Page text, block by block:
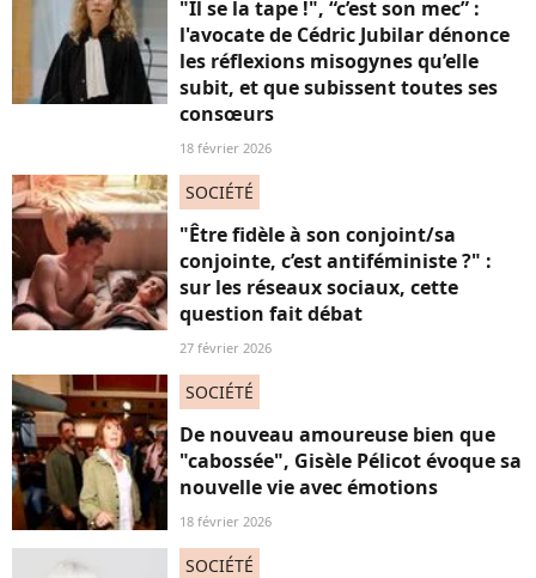
"Il se la tape !", “c’est son mec” :
l'avocate de Cédric Jubilar dénonce
les réflexions misogynes qu’elle
subit, et que subissent toutes ses
consœurs
18 février 2026
SOCIÉTÉ
"Être fidèle à son conjoint/sa
conjointe, c’est antiféministe ?" :
sur les réseaux sociaux, cette
question fait débat
27 février 2026
SOCIÉTÉ
De nouveau amoureuse bien que
"cabossée", Gisèle Pélicot évoque sa
nouvelle vie avec émotions
18 février 2026
SOCIÉTÉ